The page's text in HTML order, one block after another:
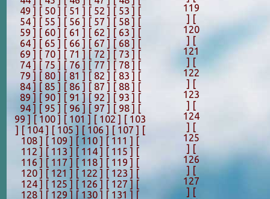
119
] [
120
] [
121
] [
122
] [
123
] [
124
] [
125
] [
126
] [
127
] [
49 ] [ 50 ] [ 51 ] [ 52 ] [ 53 ] [
54 ] [ 55 ] [ 56 ] [ 57 ] [ 58 ] [
59 ] [ 60 ] [ 61 ] [ 62 ] [ 63 ] [
64 ] [ 65 ] [ 66 ] [ 67 ] [ 68 ] [
69 ] [ 70 ] [ 71 ] [ 72 ] [ 73 ] [
74 ] [ 75 ] [ 76 ] [ 77 ] [ 78 ] [
79 ] [ 80 ] [ 81 ] [ 82 ] [ 83 ] [
84 ] [ 85 ] [ 86 ] [ 87 ] [ 88 ] [
89 ] [ 90 ] [ 91 ] [ 92 ] [ 93 ] [
94 ] [ 95 ] [ 96 ] [ 97 ] [ 98 ] [
99 ] [ 100 ] [ 101 ] [ 102 ] [ 103
] [ 104 ] [ 105 ] [ 106 ] [ 107 ] [
108 ] [ 109 ] [ 110 ] [ 111 ] [
112 ] [ 113 ] [ 114 ] [ 115 ] [
116 ] [ 117 ] [ 118 ] [ 119 ] [
120 ] [ 121 ] [ 122 ] [ 123 ] [
124 ] [ 125 ] [ 126 ] [ 127 ][
128 ] [ 129 ] [ 130 ] [ 131 ] [